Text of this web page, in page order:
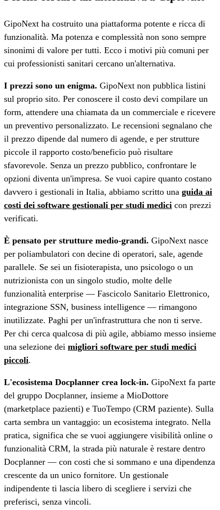
GipoNext ha costruito una piattaforma potente e ricca di
funzionalità. Ma potenza e complessità non sono sempre
sinonimi di valore per tutti. Ecco i motivi più comuni per
cui professionisti sanitari cercano un'alternativa.
I prezzi sono un enigma. GipoNext non pubblica listini
sul proprio sito. Per conoscere il costo devi compilare un
form, attendere una chiamata da un commerciale e ricevere
un preventivo personalizzato. Le recensioni segnalano che
il prezzo dipende dal numero di agende, e per strutture
piccole il rapporto costo/beneficio può risultare
sfavorevole. Senza un prezzo pubblico, confrontare le
opzioni diventa un'impresa. Se vuoi capire quanto costano
davvero i gestionali in Italia, abbiamo scritto una guida ai
costi dei software gestionali per studi medici con prezzi
verificati.
È pensato per strutture medio-grandi. GipoNext nasce
per poliambulatori con decine di operatori, sale, agende
parallele. Se sei un fisioterapista, uno psicologo o un
nutrizionista con un singolo studio, molte delle
funzionalità enterprise — Fascicolo Sanitario Elettronico,
integrazione SSN, business intelligence — rimangono
inutilizzate. Paghi per un'infrastruttura che non ti serve.
Per chi cerca qualcosa di più agile, abbiamo messo insieme
una selezione dei migliori software per studi medici
piccoli.
L'ecosistema Docplanner crea lock-in. GipoNext fa parte
del gruppo Docplanner, insieme a MioDottore
(marketplace pazienti) e TuoTempo (CRM paziente). Sulla
carta sembra un vantaggio: un ecosistema integrato. Nella
pratica, significa che se vuoi aggiungere visibilità online o
funzionalità CRM, la strada più naturale è restare dentro
Docplanner — con costi che si sommano e una dipendenza
crescente da un unico fornitore. Un gestionale
indipendente ti lascia libero di scegliere i servizi che
preferisci, senza vincoli.